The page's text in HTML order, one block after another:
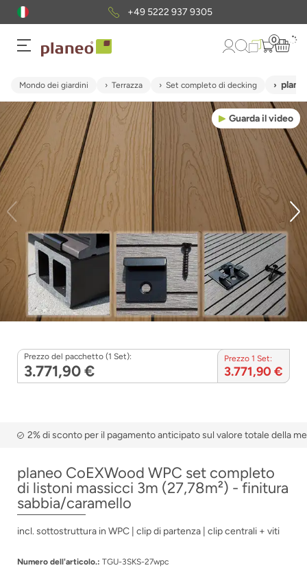
+49 5222 937 9305
0
Mondo dei giardini Terrazza Set completo di decking
Guarda il video
Prezzo del pacchetto (1 Set):
3.771,90 €
Prezzo 1 Set:
3.771,90 €
2% di sconto per il pagamento anticipato sul valore totale della
planeo CoEXWood WPC set completo
di listoni massicci 3m (27,78m²) - finitura
sabbia/caramello
incl. sottostruttura in WPC | clip di partenza | clip centrali + viti
Numero dell'articolo.: TGU-3SKS-27wpc